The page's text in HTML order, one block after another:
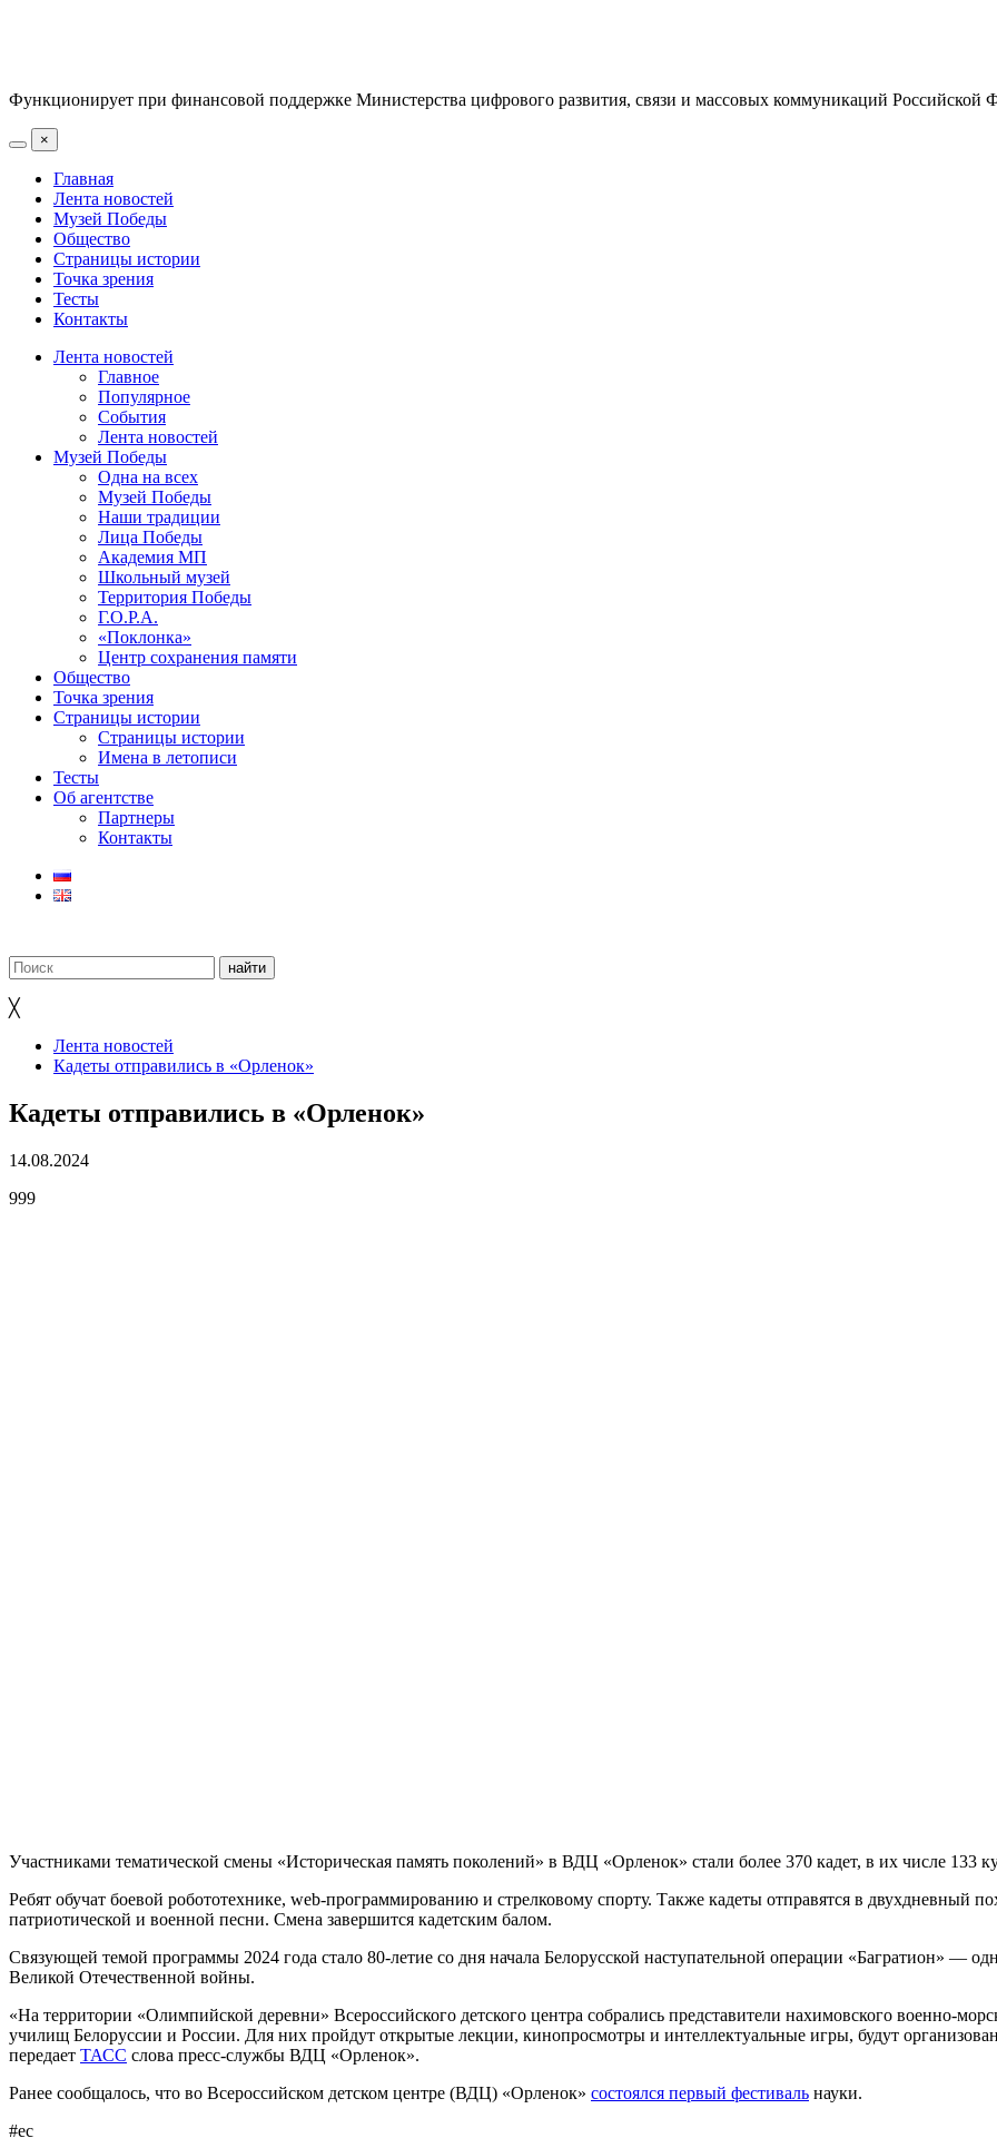
Функционирует при финансовой поддержке Министерства цифрового развития, связи и массовых коммуникаций Российской
×
Главная
Лента новостей
Музей Победы
Общество
Страницы истории
Точка зрения
Тесты
Контакты
Лента новостей
Главное
Популярное
События
Лента новостей
Музей Победы
Одна на всех
Музей Победы
Наши традиции
Лица Победы
Академия МП
Школьный музей
Территория Победы
Г.О.Р.А.
«Поклонка»
Центр сохранения памяти
Общество
Точка зрения
Страницы истории
Страницы истории
Имена в летописи
Тесты
Об агентстве
Партнеры
Контакты
╳
Лента новостей
Кадеты отправились в «Орленок»
Кадеты отправились в «Орленок»
14.08.2024
999
Участниками тематической смены «Историческая память поколений» в ВДЦ «Орленок» стали более 370 кадет, в их числе 133
Ребят обучат боевой робототехнике, web-программированию и стрелковому спорту. Также кадеты отправятся в двухдневный
патриотической и военной песни. Смена завершится кадетским балом.
Связующей темой программы 2024 года стало 80-летие со дня начала Белорусской наступательной операции «Багратион» —
Великой Отечественной войны.
«На территории «Олимпийской деревни» Всероссийского детского центра собрались представители нахимовского военно-
училищ Белоруссии и России. Для них пройдут открытые лекции, кинопросмотры и интеллектуальные игры, будут
передает ТАСС слова пресс-службы ВДЦ «Орленок».
Ранее сообщалось, что во Всероссийском детском центре (ВДЦ) «Орленок» состоялся первый фестиваль науки.
#ес